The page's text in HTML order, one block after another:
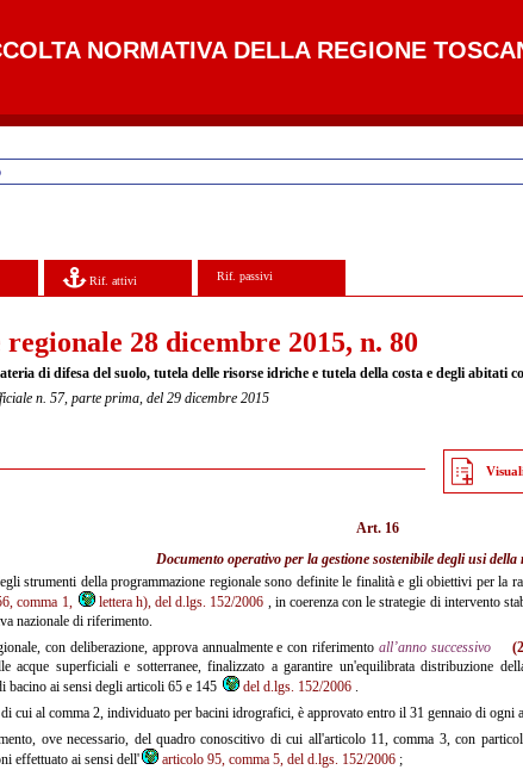
NORMATIVA DELLA REGIONE
Rif. attivi Rif. passivi
regionale 28 dicembre 2015, n. 80
di difesa del suolo, tutela delle risorse idriche e tutela della costa e degli abitati
n. 57, parte prima, del 29 dicembre 2015
Art. 16
Documento operativo per la gestione sostenibile degli usi
strumenti della programmazione regionale sono definite le finalità e gli obiettivi per la
comma 1,
lettera h), del d.lgs. 152/2006 , in coerenza con le strategie di intervento
nazionale di riferimento.
con deliberazione, approva annualmente e con riferimento all’anno successivo
acque superficiali e sotterranee, finalizzato a garantire un'equilibrata distribuzione
bacino ai sensi degli articoli 65 e 145
del d.lgs. 152/2006 .
cui al comma 2, individuato per bacini idrografici, è approvato entro il 31 gennaio di ogni
ove necessario, del quadro conoscitivo di cui all'articolo 11, comma 3, con
effettuato ai sensi dell'
articolo 95, comma 5, del d.lgs. 152/2006 ;